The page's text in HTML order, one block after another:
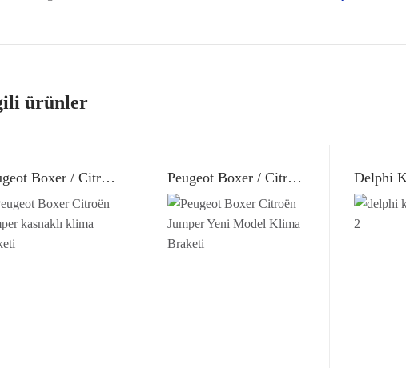
ürünler
Peugeot Boxer / Citroën Jumper Kasnaklı (2007-2017) Peugeot Boxer / Citroën Jumper Yeni Model Klima Braketi